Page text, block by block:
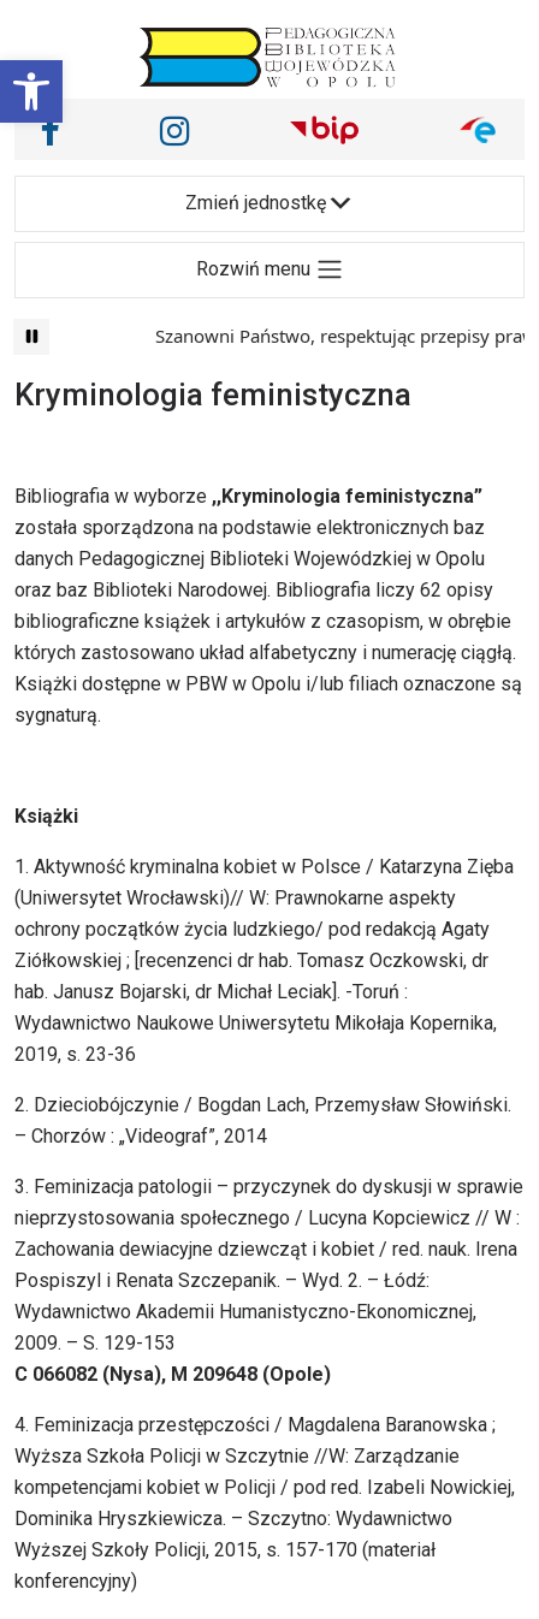
Otwórz pasek narzędzi
Main Navigation
Nasze media społecznościowe i inne
Facebook Instagram
Zmień jednostkę
Rozwiń menu
Szanowni Państwo, respektując przepisy prawa i
Kryminologia feministyczna
Bibliografia w wyborze ,,Kryminologia feministyczna”
została sporządzona na podstawie elektronicznych baz
danych Pedagogicznej Biblioteki Wojewódzkiej w Opolu
oraz baz Biblioteki Narodowej. Bibliografia liczy 62 opisy
bibliograficzne książek i artykułów z czasopism, w obrębie
których zastosowano układ alfabetyczny i numerację ciągłą.
Książki dostępne w PBW w Opolu i/lub filiach oznaczone są
sygnaturą.
Książki
1. Aktywność kryminalna kobiet w Polsce / Katarzyna Zięba
(Uniwersytet Wrocławski)// W: Prawnokarne aspekty
ochrony początków życia ludzkiego/ pod redakcją Agaty
Ziółkowskiej ; [recenzenci dr hab. Tomasz Oczkowski, dr
hab. Janusz Bojarski, dr Michał Leciak]. -Toruń :
Wydawnictwo Naukowe Uniwersytetu Mikołaja Kopernika,
2019, s. 23-36
2. Dzieciobójczynie / Bogdan Lach, Przemysław Słowiński.
– Chorzów : „Videograf”, 2014
3. Feminizacja patologii – przyczynek do dyskusji w sprawie
nieprzystosowania społecznego / Lucyna Kopciewicz // W :
Zachowania dewiacyjne dziewcząt i kobiet / red. nauk. Irena
Pospiszyl i Renata Szczepanik. – Wyd. 2. – Łódź:
Wydawnictwo Akademii Humanistyczno-Ekonomicznej,
2009. – S. 129-153
C 066082 (Nysa), M 209648 (Opole)
4. Feminizacja przestępczości / Magdalena Baranowska ;
Wyższa Szkoła Policji w Szczytnie //W: Zarządzanie
kompetencjami kobiet w Policji / pod red. Izabeli Nowickiej,
Dominika Hryszkiewicza. – Szczytno: Wydawnictwo
Wyższej Szkoły Policji, 2015, s. 157-170 (materiał
konferencyjny)